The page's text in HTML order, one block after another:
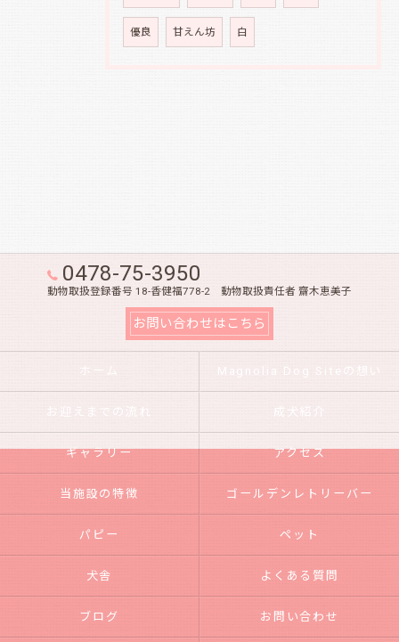
優良 甘えん坊 白
0478-75-3950
動物取扱登録番号 18-香健福778-2 動物取扱責任者 齋木恵美子
お問い合わせはこちら
ホーム Magnolia Dog Siteの想い
お迎えまでの流れ 成犬紹介
ギャラリー アクセス
当施設の特徴 ゴールデンレトリーバー
パピー ペット
犬舎 よくある質問
ブログ お問い合わせ